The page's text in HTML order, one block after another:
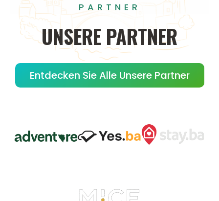
PARTNER
UNSERE PARTNER
Entdecken Sie Alle Unsere Partner